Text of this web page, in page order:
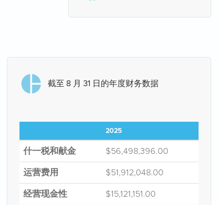
截至 8 月 31 日的年度财务数据
2025
什一税和献金
$56,498,396.00
运营费用
$51,912,048.00
经营现金性
$15,121,151.00